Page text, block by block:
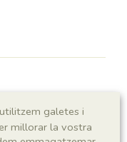
utilitzem galetes i
millorar la vostra